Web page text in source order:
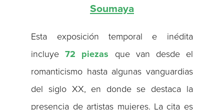
Soumaya
Esta exposición temporal e inédita
incluye72 piezas que van desde el
romanticismo hasta algunas vanguardias
del siglo XX, en donde se destaca la
presencia de artistas mujeres. La cita es